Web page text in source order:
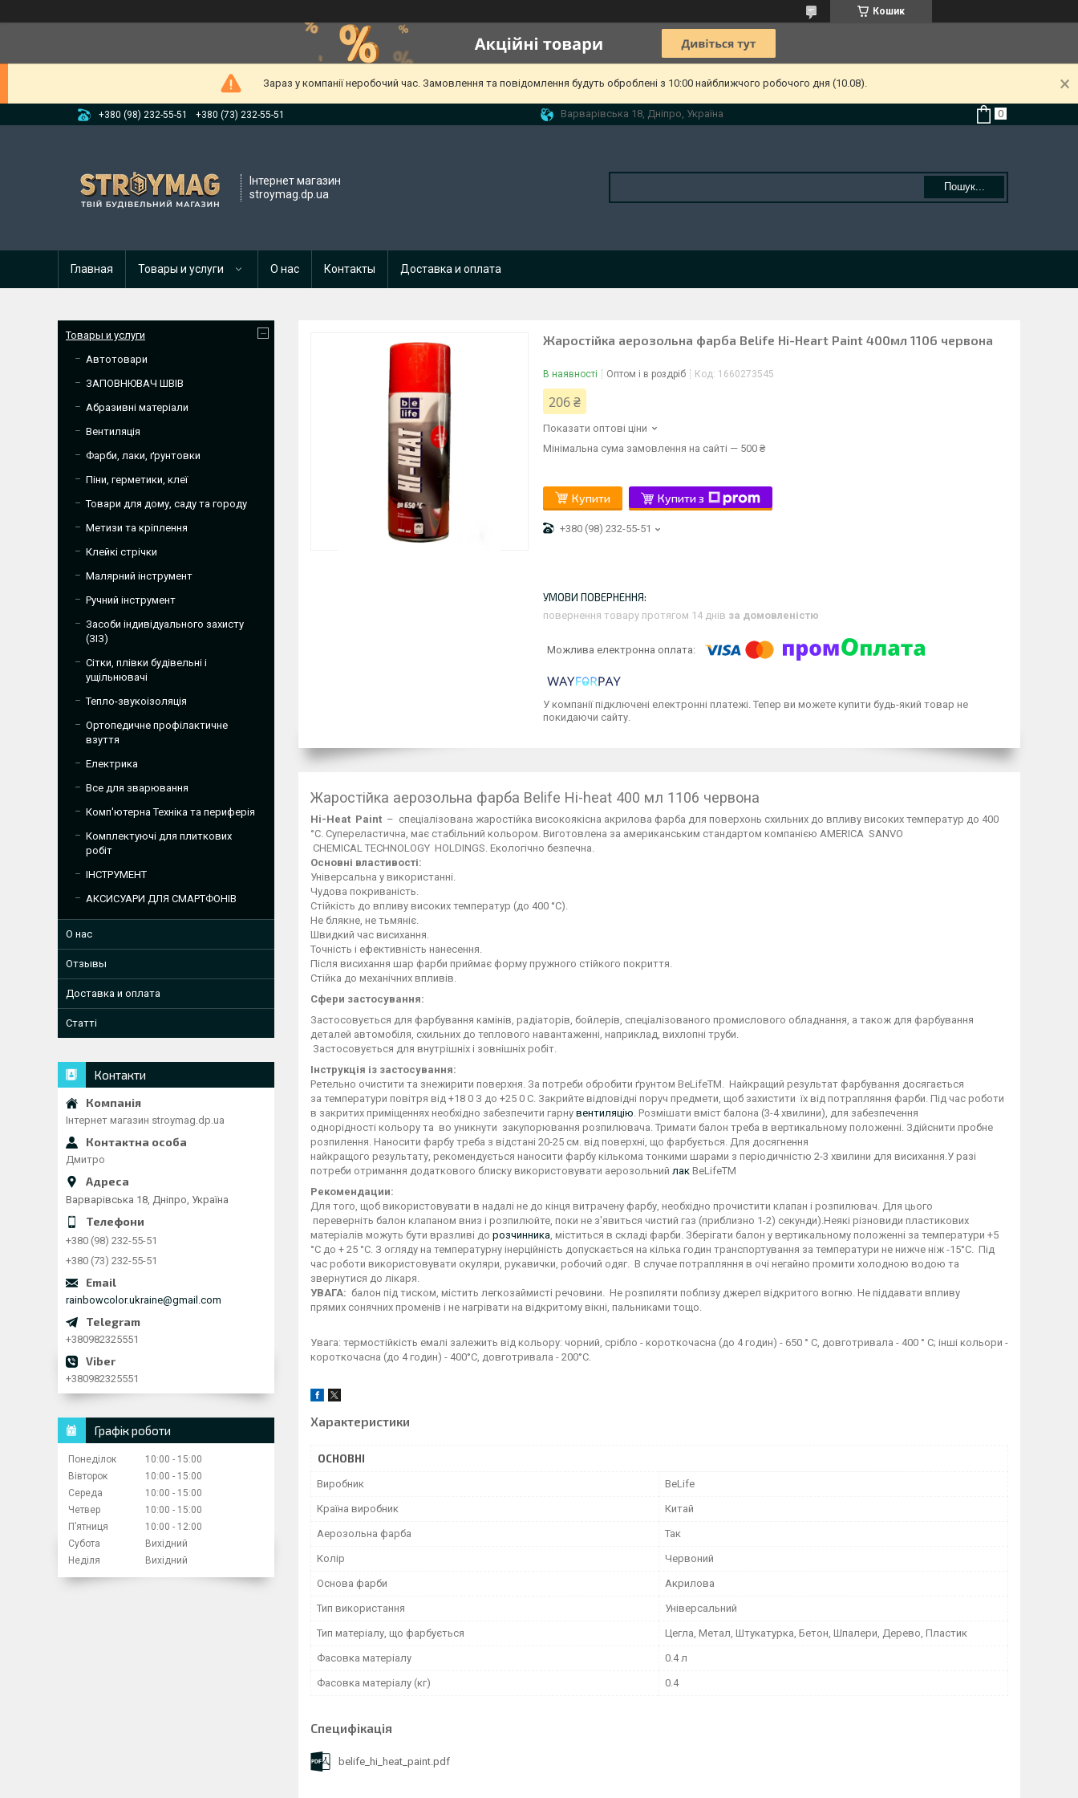
Кошик
Зараз у компанії неробочий час. Замовлення та повідомлення будуть оброблені з 10:00 найближчого робочого дня (10.08).
+380 (98) 232-55-51 +380 (73) 232-55-51 Варварівська 18, Дніпро, Україна
Інтернет магазин
stroymag.dp.ua
Пошук...
Главная Товары и услуги О нас Контакты Доставка и оплата
Жаростійка аерозольна фарба Belife Hi-Heart Paint 400мл 1106 червона
В наявності Оптом і в роздріб Код: 1660273545
206 ₴
Показати оптові ціни
Мінімальна сума замовлення на сайті — 500 ₴
Купити Купити з
+380 (98) 232-55-51
повернення товару протягом 14 днів за домовленістю
У компанії підключені електронні платежі. Тепер ви можете купити будь-який товар не
покидаючи сайту.
Жаростійка аерозольна фарба Belife Hi-heat 400 мл 1106 червона
Hi-Heat Paint – спеціалізована жаростійка високоякісна акрилова фарба для поверхонь схильних до впливу високих температур до 400
°C. Супереластична, має стабільний кольором. Виготовлена за американським стандартом компанією AMERICA SANVO
CHEMICAL TECHNOLOGY HOLDINGS. Екологічно безпечна.
Основні властивості:
Універсальна у використанні.
Чудова покриваність.
Стійкість до впливу високих температур (до 400 °C).
Не блякне, не тьмяніє.
Швидкий час висихання.
Точність і ефективність нанесення.
Після висихання шар фарби приймає форму пружного стійкого покриття.
Стійка до механічних впливів.
Сфери застосування:
Застосовується для фарбування камінів, радіаторів, бойлерів, спеціалізованого промислового обладнання, а також для фарбування
деталей автомобіля, схильних до теплового навантаженні, наприклад, вихлопні труби.
Застосовується для внутрішніх і зовнішніх робіт.
Інструкція із застосування:
Ретельно очистити та знежирити поверхня. За потреби обробити ґрунтом BeLifeTM. Найкращий результат фарбування досягається
за температури повітря від +18 0 З до +25 0 С. Закрийте відповідні поруч предмети, щоб захистити їх від потрапляння фарби. Під час роботи
в закритих приміщеннях необхідно забезпечити гарну вентиляцію . Розмішати вміст балона (3-4 хвилини), для забезпечення
однорідності кольору та во уникнути закупорювання розпилювача. Тримати балон треба в вертикальному положенні. Здійснити пробне
розпилення. Наносити фарбу треба з відстані 20-25 см. від поверхні, що фарбується. Для досягнення
найкращого результату, рекомендується наносити фарбу кількома тонкими шарами з періодичністю 2-3 хвилини для висихання.У разі
потреби отримання додаткового блиску використовувати аерозольний лак BeLifeTM
Рекомендации:
Для того, щоб використовувати в надалі не до кінця витрачену фарбу, необхідно прочистити клапан і розпилювач. Для цього
переверніть балон клапаном вниз і розпилюйте, поки не з'явиться чистий газ (приблизно 1-2) секунди).Неякі різновиди пластикових
матеріалів можуть бути вразливі до розчинника , міститься в складі фарби. Зберігати балон у вертикальному положенні за температури +5
°C до + 25 °C. З огляду на температурну інерційність допускається на кілька годин транспортування за температури не нижче ніж -15°С. Під
час роботи використовувати окуляри, рукавички, робочий одяг. В случае потрапляння в очі негайно промити холодною водою та
звернутися до лікаря.
УВАГА: балон під тиском, містить легкозаймисті речовини. Не розпиляти поблизу джерел відкритого вогню. Не піддавати впливу
прямих сонячних променів і не нагрівати на відкритому вікні, пальниками тощо.
Увага: термостійкість емалі залежить від кольору: чорний, срібло - короткочасна (до 4 годин) - 650 ° C, довготривала - 400 ° C; інші кольори -
короткочасна (до 4 годин) - 400°C, довготривала - 200°C.
Характеристики
ОСНОВНІ
Виробник BeLife
Країна виробник Китай
Аерозольна фарба Так
Колір Червоний
Основа фарби Акрилова
Тип використання Універсальний
Тип матеріалу, що фарбується Цегла, Метал, Штукатурка, Бетон, Шпалери, Дерево, Пластик
Фасовка матеріалу 0.4 л
Фасовка матеріалу (кг) 0.4
Специфікація
belife_hi_heat_paint.pdf
Товары и услуги
Автотовари
ЗАПОВНЮВАЧ ШВІВ
Абразивні матеріали
Вентиляція
Фарби, лаки, ґрунтовки
Піни, герметики, клеї
Товари для дому, саду та городу
Метизи та кріплення
Клейкі стрічки
Малярний інструмент
Ручний інструмент
Засоби індивідуального захисту
(ЗІЗ)
Сітки, плівки будівельні і
ущільнювачі
Тепло-звукоізоляція
Ортопедичне профілактичне
взуття
Електрика
Все для зварювання
Комп'ютерна Техніка та периферія
Комплектуючі для плиткових
робіт
ІНСТРУМЕНТ
АКСИСУАРИ ДЛЯ СМАРТФОНІВ
О нас
Отзывы
Доставка и оплата
Статті
Контакти
Інтернет магазин stroymag.dp.ua
Дмитро
Варварівська 18, Дніпро, Україна
+380 (98) 232-55-51
+380 (73) 232-55-51
rainbowcolor.ukraine@gmail.com
+380982325551
+380982325551
Графік роботи
Понеділок 10:00
15:00
Вівторок
10:00
15:00
Середа
10:00
15:00
Четвер
10:00
15:00
Пʼятниця
10:00
12:00
Субота
Вихідний
Неділя
Вихідний